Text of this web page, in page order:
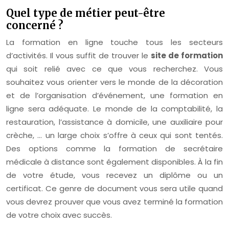
Quel type de métier peut-être
concerné ?
La formation en ligne touche tous les secteurs
d’activités. Il vous suffit de trouver le site de formation
qui soit relié avec ce que vous recherchez. Vous
souhaitez vous orienter vers le monde de la décoration
et de l’organisation d’événement, une formation en
ligne sera adéquate. Le monde de la comptabilité, la
restauration, l’assistance à domicile, une auxiliaire pour
crèche, … un large choix s’offre à ceux qui sont tentés.
Des options comme la formation de secrétaire
médicale à distance sont également disponibles. À la fin
de votre étude, vous recevez un diplôme ou un
certificat. Ce genre de document vous sera utile quand
vous devrez prouver que vous avez terminé la formation
de votre choix avec succès.